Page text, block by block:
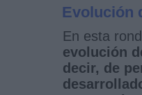
Evolución
En esta
evolución
decir, de